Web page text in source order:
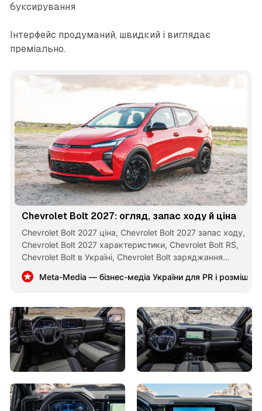
буксирування
Інтерфейс продуманий, швидкий і виглядає
преміально.
Chevrolet Bolt 2027: огляд, запас ходу й ціна
Chevrolet Bolt 2027 ціна, Chevrolet Bolt 2027 запас ходу,
Chevrolet Bolt 2027 характеристики, Chevrolet Bolt RS,
Chevrolet Bolt в Україні, Chevrolet Bolt заряджання
NACS
Meta-Media — бізнес-медіа України для PR і